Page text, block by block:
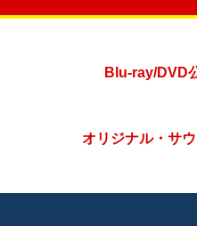
Blu-ray/DVD
オリジナル・サ